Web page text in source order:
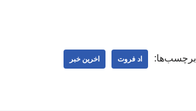
برچسب‌ها: اد فروت اخرین خبر